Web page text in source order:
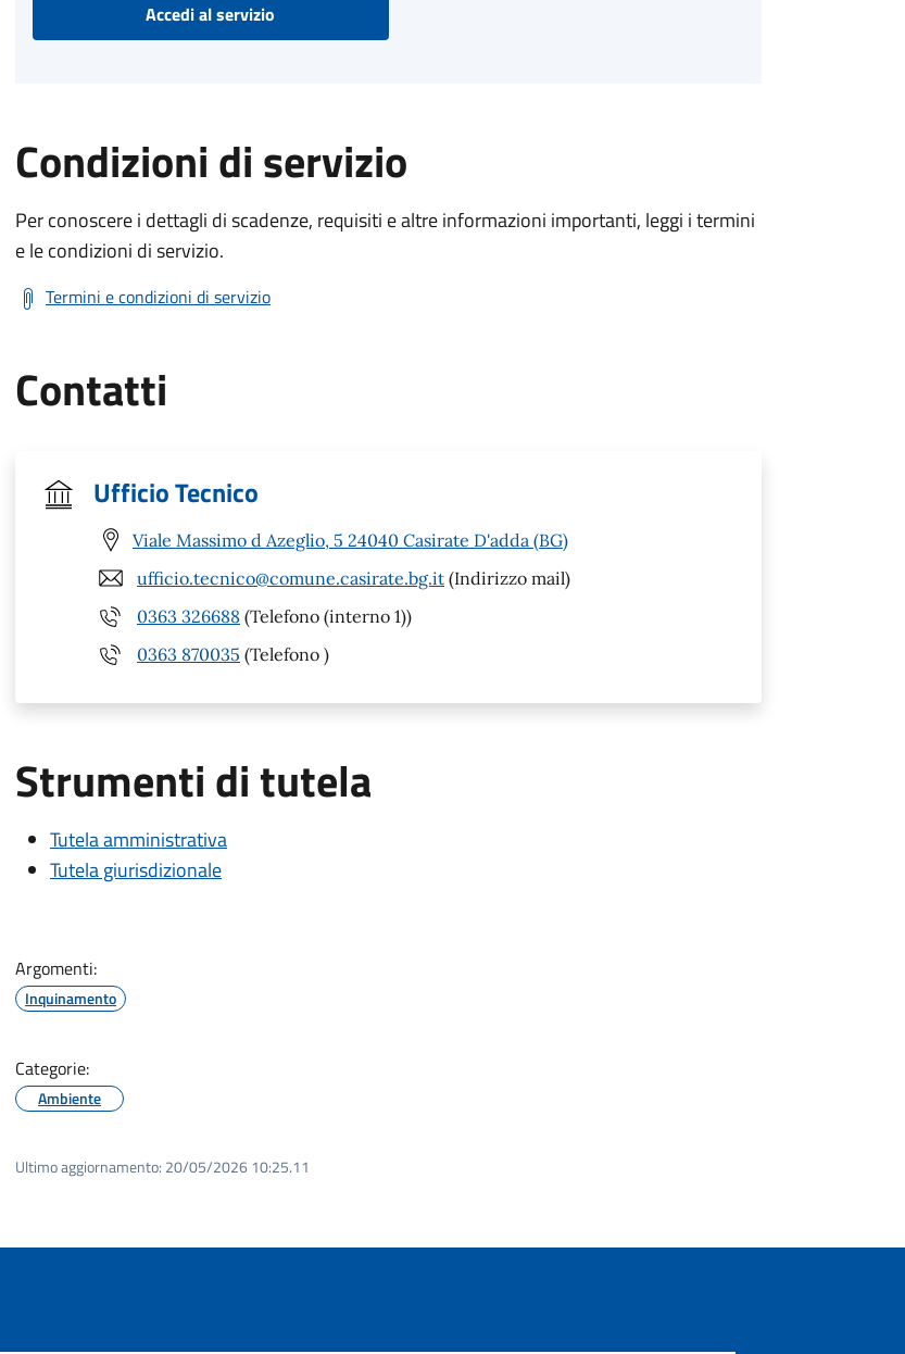
Accedi al servizio
Condizioni di servizio
Per conoscere i dettagli di scadenze, requisiti e altre informazioni importanti, leggi i termini
e le condizioni di servizio.
Termini e condizioni di servizio
Contatti
Ufficio Tecnico
Viale Massimo d Azeglio, 5 24040 Casirate D'adda (BG)
ufficio.tecnico@comune.casirate.bg.it (Indirizzo mail)
0363 326688 (Telefono (interno 1))
0363 870035 (Telefono )
Strumenti di tutela
Tutela amministrativa
Tutela giurisdizionale
Argomenti:
Inquinamento
Categorie:
Ambiente
Ultimo aggiornamento: 20/05/2026 10:25.11